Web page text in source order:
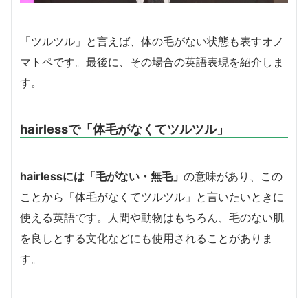
「ツルツル」と言えば、体の毛がない状態も表すオノ
マトペです。最後に、その場合の英語表現を紹介しま
す。
hairlessで「体毛がなくてツルツル」
hairlessには「毛がない・無毛」 の意味があり、この
ことから「体毛がなくてツルツル」と言いたいときに
使える英語です。人間や動物はもちろん、毛のない肌
を良しとする文化などにも使用されることがありま
す。